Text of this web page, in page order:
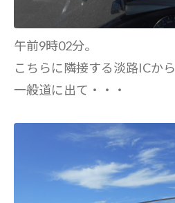
午前9時02分。
こちらに隣接する淡路ICから
一般道に出て・・・